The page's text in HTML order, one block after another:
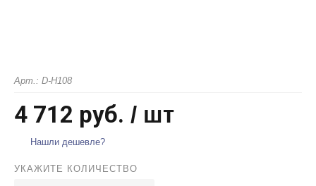
Арт.: D-H108
4 712 руб. / шт
Нашли дешевле?
УКАЖИТЕ КОЛИЧЕСТВО